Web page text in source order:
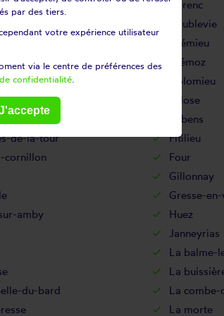
Corenc
Coublevie
Crémieu
Diémoz
Dolomieu
Eclose
Eybens
de-la-tour
Fitilieu
cornillon
Four
Gillonnay
Gresse-
amby
Huez
Janneyrias
La balme-
La
du-bard
La combe-
La morte
par des tiers.
votre expérience utilisateur
via le centre de préférences des
confidentialité